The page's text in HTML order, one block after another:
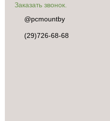
Заказать звонок.
@pcmountby
(29)726-68-68